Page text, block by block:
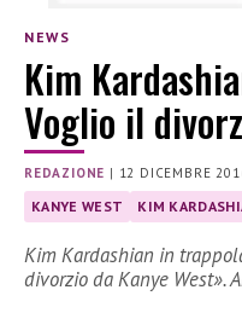
NEWS
Kim
Voglio il
REDAZIONE | 12 DICEMBRE
KANYE WEST KIM
Kim Kardashian in
divorzio da Kanye